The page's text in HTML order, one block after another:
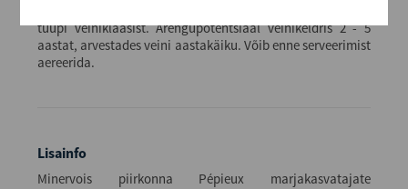
tüüpi veiniklaasist. Arengupotentsiaal veinikeldris 2 - 5
aastat, arvestades veini aastakäiku. Võib enne serveerimist
aereerida.
Lisainfo
Minervois piirkonna Pépieux marjakasvatajate